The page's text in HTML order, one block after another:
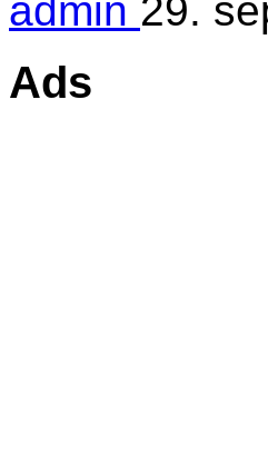
admin 29.
Ads